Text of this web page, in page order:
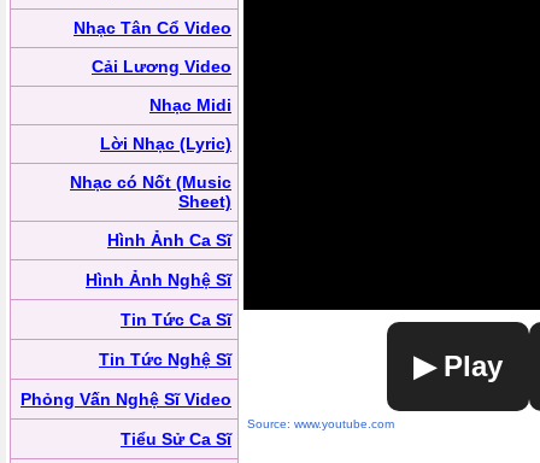
Nhạc Tân Cổ Video
Cải Lương Video
Nhạc Midi
Lời Nhạc (Lyric)
Nhạc có Nốt (Music
Sheet)
Hình Ảnh Ca Sĩ
Hình Ảnh Nghệ Sĩ
Tin Tức Ca Sĩ
Tin Tức Nghệ Sĩ
Phỏng Vấn Nghệ Sĩ Video
Tiểu Sử Ca Sĩ
▶ Play
Source: www.youtube.com